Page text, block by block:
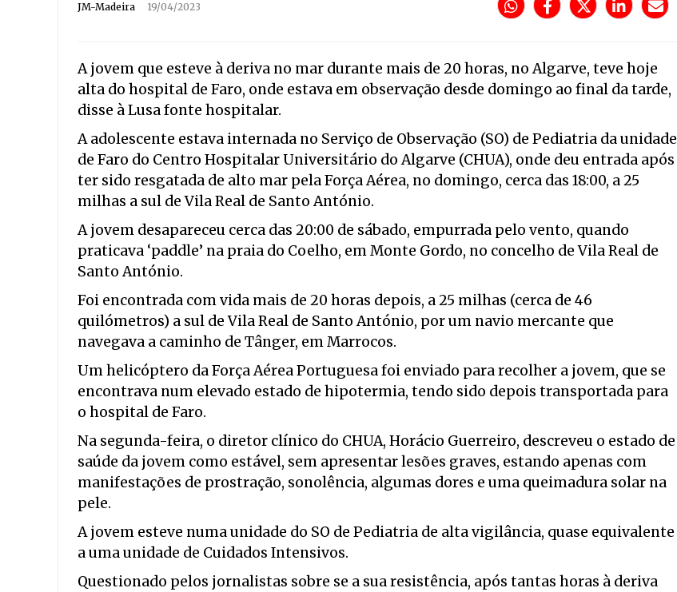
JM-Madeira 19/04/2023
A jovem que esteve à deriva no mar durante mais de 20 horas, no Algarve, teve hoje
alta do hospital de Faro, onde estava em observação desde domingo ao final da tarde,
disse à Lusa fonte hospitalar.
A adolescente estava internada no Serviço de Observação (SO) de Pediatria da unidade
de Faro do Centro Hospitalar Universitário do Algarve (CHUA), onde deu entrada após
ter sido resgatada de alto mar pela Força Aérea, no domingo, cerca das 18:00, a 25
milhas a sul de Vila Real de Santo António.
A jovem desapareceu cerca das 20:00 de sábado, empurrada pelo vento, quando
praticava ‘paddle’ na praia do Coelho, em Monte Gordo, no concelho de Vila Real de
Santo António.
Foi encontrada com vida mais de 20 horas depois, a 25 milhas (cerca de 46
quilómetros) a sul de Vila Real de Santo António, por um navio mercante que
navegava a caminho de Tânger, em Marrocos.
Um helicóptero da Força Aérea Portuguesa foi enviado para recolher a jovem, que se
encontrava num elevado estado de hipotermia, tendo sido depois transportada para
o hospital de Faro.
Na segunda-feira, o diretor clínico do CHUA, Horácio Guerreiro, descreveu o estado de
saúde da jovem como estável, sem apresentar lesões graves, estando apenas com
manifestações de prostração, sonolência, algumas dores e uma queimadura solar na
pele.
A jovem esteve numa unidade do SO de Pediatria de alta vigilância, quase equivalente
a uma unidade de Cuidados Intensivos.
Questionado pelos jornalistas sobre se a sua resistência, após tantas horas à deriva